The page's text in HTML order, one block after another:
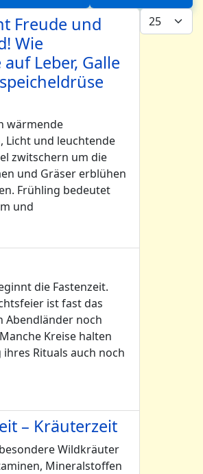
Anzeige #
Freude und
Wie
Leber, Galle
wärmende
Licht und leuchtende
zwitschern um die
und Gräser erblühen
Frühling bedeutet
und
die Fastenzeit.
ist fast das
Abendländer noch
Kreise halten
Rituals auch noch
– Kräuterzeit
Wildkräuter
Mineralstoffen